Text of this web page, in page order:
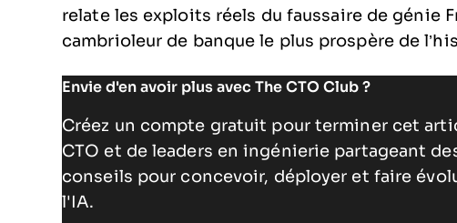
relate les exploits réels du faussaire de génie
cambrioleur de banque le plus prospère de
Envie d'en avoir plus avec The CTO Club ?
Créez un compte gratuit pour terminer cet
CTO et de leaders en ingénierie partageant
conseils pour concevoir, déployer et faire
l'IA.